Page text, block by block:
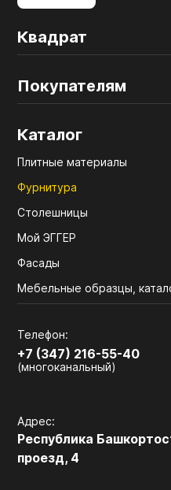
Квадрат
Покупателям
Каталог
Плитные материалы
Фурнитура
Столешницы
Мой ЭГГЕР
Фасады
Мебельные образцы,
Телефон:
+7 (347) 216-55-40
(многоканальный)
Адрес:
Республика
проезд, 4